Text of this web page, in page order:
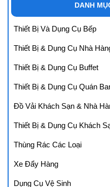
DANH
Thiết Bị Và Dụng Cụ Bếp
Thiết Bị & Dụng Cụ Nhà
Thiết Bị & Dụng Cụ Buffet
Thiết Bị & Dụng Cụ Quán
Đồ Vải Khách Sạn & Nhà
Thiết Bị & Dụng Cụ Khách
Thùng Rác Các Loại
Xe Đẩy Hàng
Dụng Cụ Vệ Sinh